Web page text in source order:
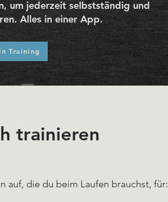
um jederzeit selbstständig und
Alles in einer App.
Training
trainieren
auf, die du beim Laufen brauchst, für: